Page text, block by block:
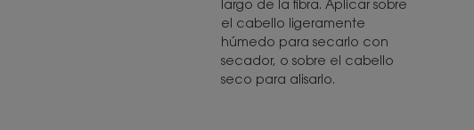
largo de la fibra. Aplicar sobre
el cabello ligeramente
húmedo para secarlo con
secador, o sobre el cabello
seco para alisarlo.